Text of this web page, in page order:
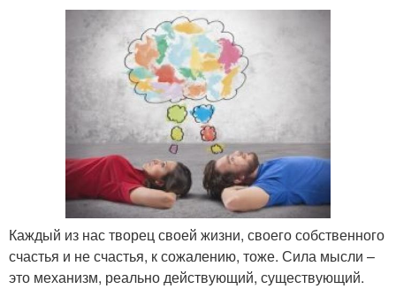
Каждый из нас творец своей жизни, своего собственного
счастья и не счастья, к сожалению, тоже. Сила мысли –
это механизм, реально действующий, существующий.